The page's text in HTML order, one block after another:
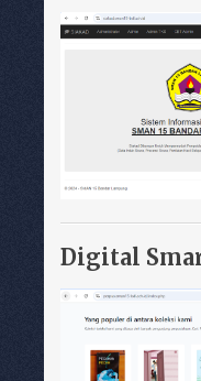
Digital